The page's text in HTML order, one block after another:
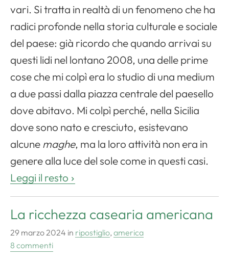
vari. Si tratta in realtà di un fenomeno che ha
radici profonde nella storia culturale e sociale
del paese: già ricordo che quando arrivai su
questi lidi nel lontano 2008, una delle prime
cose che mi colpì era lo studio di una medium
a due passi dalla piazza centrale del paesello
dove abitavo. Mi colpì perché, nella Sicilia
dove sono nato e cresciuto, esistevano
alcunemaghe, ma la loro attività non era in
genere alla luce del sole come in questi casi.
Leggi il resto
La ricchezza casearia americana
29 marzo 2024 in ripostiglio, america
8 commenti